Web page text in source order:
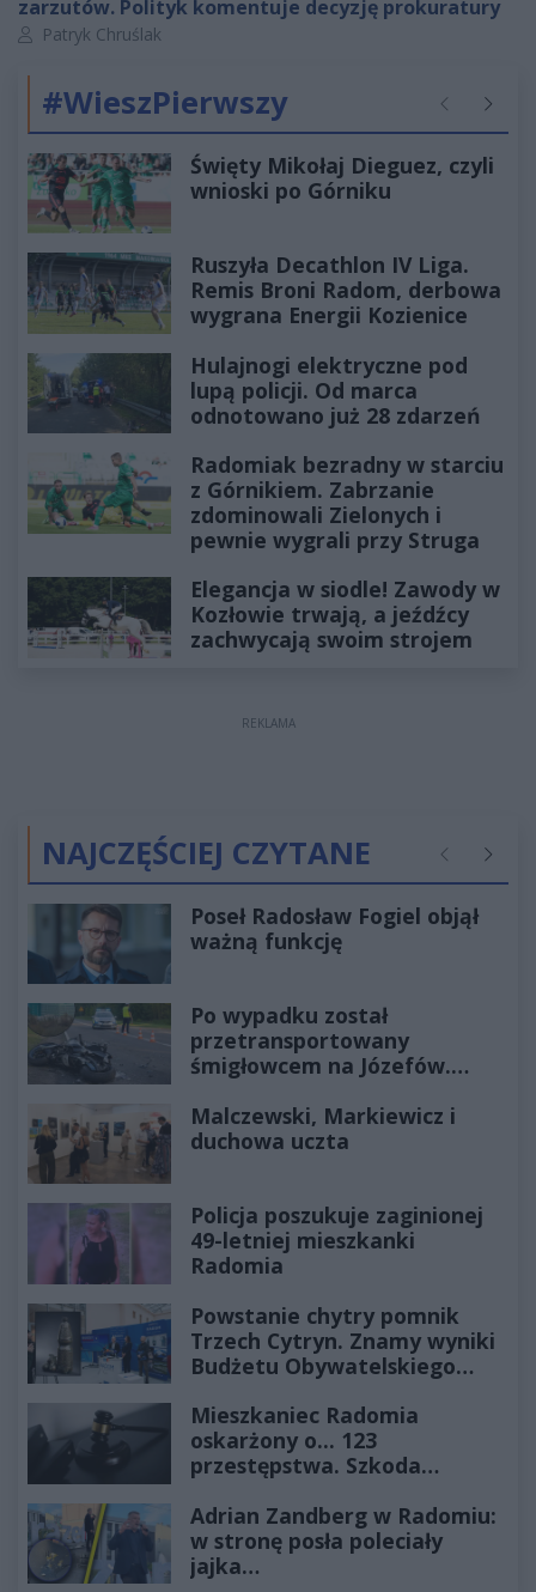
zarzutów. Polityk komentuje decyzję prokuratury
Autor artykułu:
Patryk Chruślak
#WieszPierwszy Poprzednie
Święty Mikołaj Dieguez, czyli
wnioski po Górniku
Ruszyła Decathlon IV Liga.
Remis Broni Radom, derbowa
wygrana Energii Kozienice
Hulajnogi elektryczne pod
lupą policji. Od marca
odnotowano już 28 zdarzeń
Radomiak bezradny w starciu
z Górnikiem. Zabrzanie
zdominowali Zielonych i
pewnie wygrali przy Struga
Elegancja w siodle! Zawody w
Kozłowie trwają, a jeźdźcy
zachwycają swoim strojem
REKLAMA
NAJCZĘŚCIEJ CZYTANE Poprzednie
Poseł Radosław Fogiel objął
ważną funkcję
Po wypadku został
przetransportowany
śmigłowcem na Józefów.
Malczewski, Markiewicz i
duchowa uczta
Policja poszukuje zaginionej
49-letniej mieszkanki
Radomia
Powstanie chytry pomnik
Trzech Cytryn. Znamy wyniki
Budżetu Obywatelskiego
Mieszkaniec Radomia
oskarżony o... 123
przestępstwa. Szkoda
złotych
Adrian Zandberg w Radomiu:
w stronę posła poleciały
jajka…